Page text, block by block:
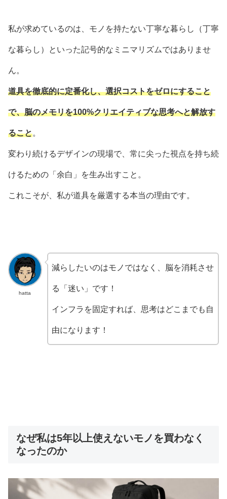
私が求めているのは、モノを持たない丁寧な暮らし（丁寧
な暮らし）といった記号的なミニマリズムではありませ
ん。
道具を徹底的に定番化し、選択コストをゼロにすること
で、脳のメモリを100%クリエイティブな思考へと解放す
ること。
変わり続けるデザインの現場で、常に尖った視点を持ち続
けるための「余白」を生み出すこと。
これこそが、私が道具を厳選する本当の理由です。
hatta
減らしたいのはモノではなく、脳を消耗させ
る「迷い」です！
インフラを固定すれば、思考はどこまでも自
由になります！
なぜ私は5年以上使えないモノを買わなく
なったのか